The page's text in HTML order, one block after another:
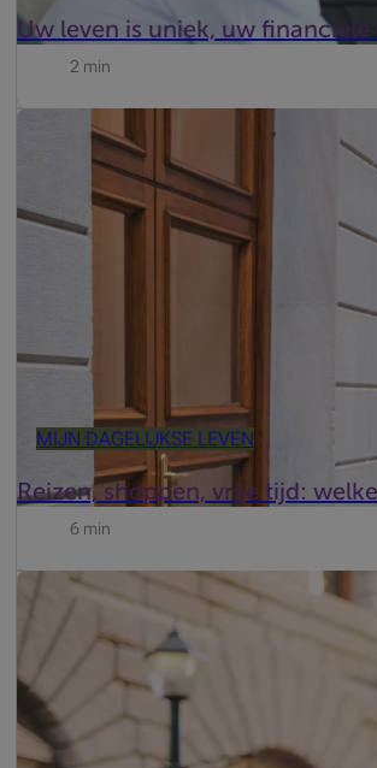
Uw leven is uniek, uw
2 min
MIJN DAGELIJKSE LEVEN
Reizen, shoppen, vrije tijd:
Extra cashback, miles sparen,
welke kredietkaart past het best bij uw
6 min
Uw kaart van Mastercard is veel meer